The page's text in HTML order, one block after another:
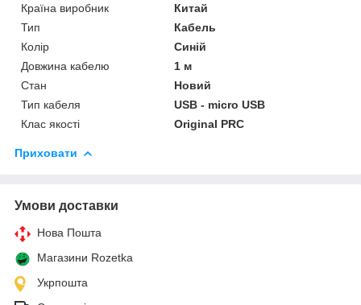
Країна виробник
Китай
Тип
Кабель
Колір
Синій
Довжина кабелю
1 м
Стан
Новий
Тип кабеля
USB - micro USB
Клас якості
Original PRC
Приховати
Умови доставки
Нова Пошта
Магазини Rozetka
Укрпошта